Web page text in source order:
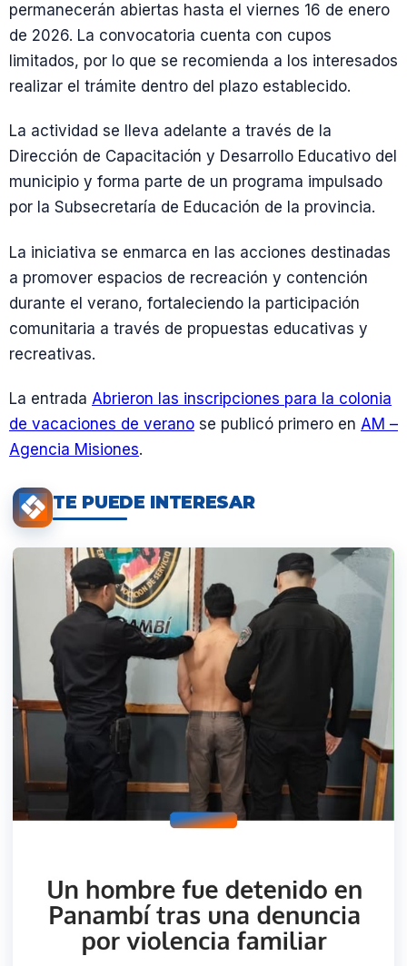
permanecerán abiertas hasta el viernes 16 de enero
de 2026. La convocatoria cuenta con cupos
limitados, por lo que se recomienda a los interesados
realizar el trámite dentro del plazo establecido.
La actividad se lleva adelante a través de la
Dirección de Capacitación y Desarrollo Educativo del
municipio y forma parte de un programa impulsado
por la Subsecretaría de Educación de la provincia.
La iniciativa se enmarca en las acciones destinadas
a promover espacios de recreación y contención
durante el verano, fortaleciendo la participación
comunitaria a través de propuestas educativas y
recreativas.
La entrada Abrieron las inscripciones para la colonia
de vacaciones de verano se publicó primero en AM –
Agencia Misiones.
TE PUEDE INTERESAR